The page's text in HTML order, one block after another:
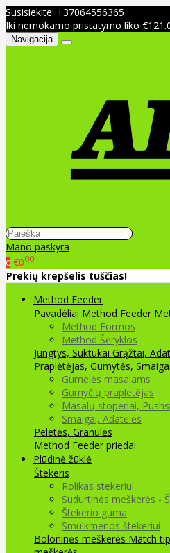
Susisiekite: +37064556365
Iki nemokamo pristatymo liko
Navigacija
Mano paskyra
0 €000
Prekių krepšelis tuščias!
Method Feeder
Pavadėliai Method Feeder
Method Formos
Method Šėryklos
Jungtys, Suktukai Grąžtai,
Praplėtėjas, Gumytės,
Gumelės masalams
Gumyčių prapletėjas
Masalų stoperiai,
Smaigai, Adatėlės
Peletės, Granulės
Method Feeder priedai
Plūdinė žūklė
Štekeris
Rolikas stekeriui
Sudurtinės meškerės -
Štekerio guma
Smulkmenos štekeriui
Boloninės meškerės Match